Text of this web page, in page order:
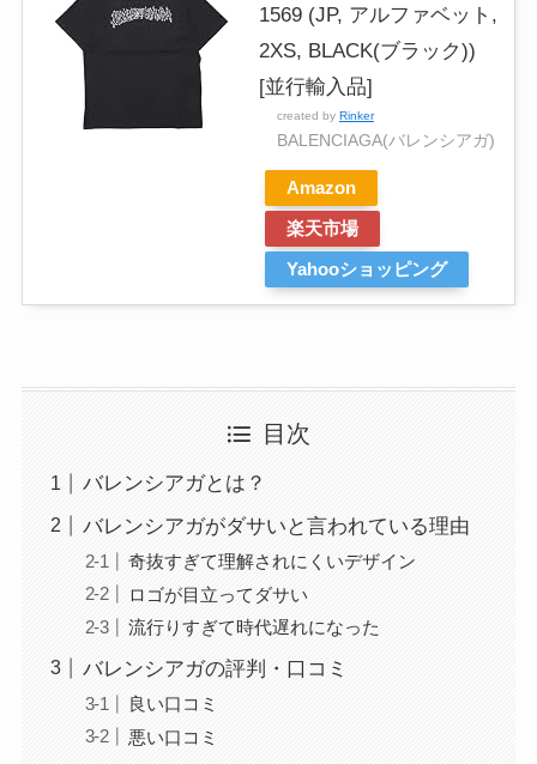
1569 (JP, アルファベット,
2XS, BLACK(ブラック))
[並行輸入品]
created by Rinker
BALENCIAGA(バレンシアガ)
Amazon
楽天市場
Yahooショッピング
目次
バレンシアガとは？
バレンシアガがダサいと言われている理由
奇抜すぎて理解されにくいデザイン
ロゴが目立ってダサい
流行りすぎて時代遅れになった
バレンシアガの評判・口コミ
良い口コミ
悪い口コミ